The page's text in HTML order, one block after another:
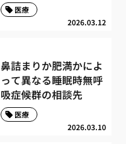
2026.03.12
医療
鼻詰まりか肥満かによ
って異なる睡眠時無呼
吸症候群の相談先
2026.03.10
医療